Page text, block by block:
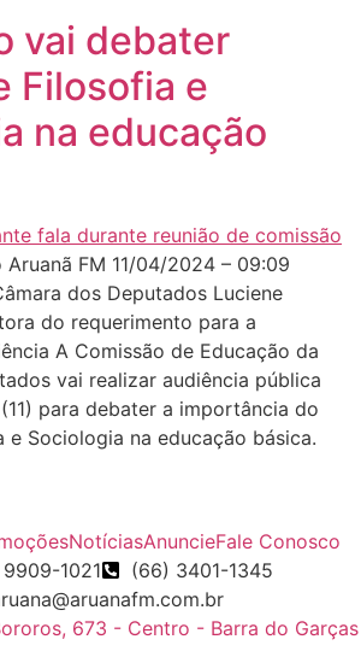
vai debater
Filosofia e
na educação
Aruanã FM 11/04/2024 – 09:09
dos Deputados Luciene
do requerimento para a
A Comissão de Educação da
vai realizar audiência pública
para debater a importância do
e Sociologia na educação básica.
NotíciasAnuncieFale Conosco
1021
(66) 3401-1345
673 - Centro - Barra do Garças